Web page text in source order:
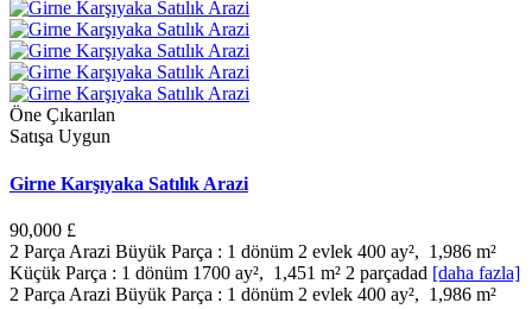
Öne Çıkarılan
Satışa Uygun
Girne Karşıyaka Satılık Arazi
90,000 £
2 Parça Arazi Büyük Parça : 1 dönüm 2 evlek 400 ay², 1,986 m²
Küçük Parça : 1 dönüm 1700 ay², 1,451 m² 2 parçadad [daha fazla]
2 Parça Arazi Büyük Parça : 1 dönüm 2 evlek 400 ay², 1,986 m²